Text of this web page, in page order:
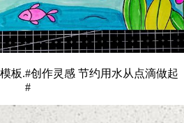
板.#创作灵感 节约用水从点滴做起
#